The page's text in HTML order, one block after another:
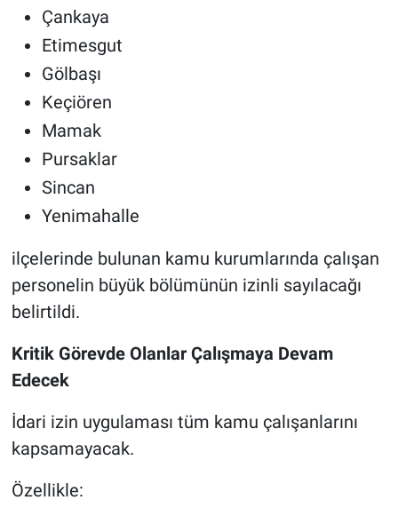
Çankaya
Etimesgut
Gölbaşı
Keçiören
Mamak
Pursaklar
Sincan
Yenimahalle
ilçelerinde bulunan kamu kurumlarında çalışan
personelin büyük bölümünün izinli sayılacağı
belirtildi.
Kritik Görevde Olanlar Çalışmaya Devam
Edecek
İdari izin uygulaması tüm kamu çalışanlarını
kapsamayacak.
Özellikle: